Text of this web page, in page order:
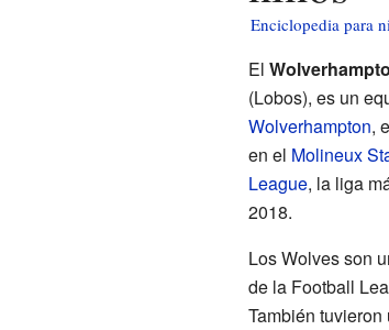
Enciclopedia para
El
(Lobos), es un
Wolverhampton,
en el Molineux
League, la liga
2018.
Los Wolves son
de la Football
También